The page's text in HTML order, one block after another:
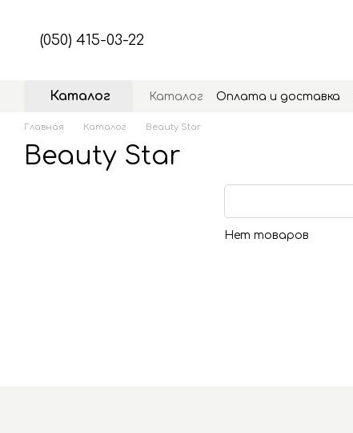
(050) 415-03-22
Каталог Каталог Оплата и доставка
Главная Каталог Beauty Star
Beauty Star
Нет товаров